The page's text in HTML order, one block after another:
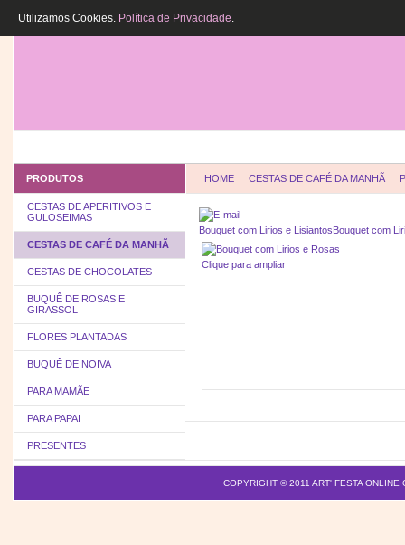
HOME CESTAS DE CAFÉ DA MANHÃ
Bouquet com Lirios e LisiantosBouquet com
Clique para ampliar
PRODUTOS
CESTAS DE APERITIVOS E
GULOSEIMAS
CESTAS DE CAFÉ DA MANHÃ
CESTAS DE CHOCOLATES
BUQUÊ DE ROSAS E
GIRASSOL
FLORES PLANTADAS
BUQUÊ DE NOIVA
PARA MAMÃE
PARA PAPAI
PRESENTES
COPYRIGHT © 2011 ART' FESTA ONLINE
Utilizamos Cookies. Política de Privacidade.